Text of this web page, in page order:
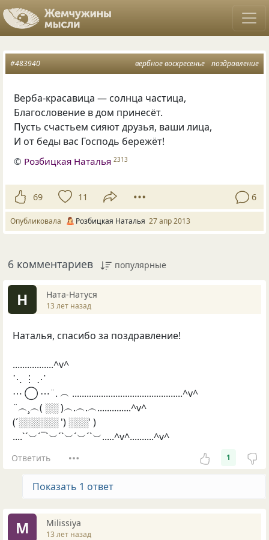
вербное воскресенье поздравление
#483940
Верба-красавица — солнца частица,
Благословение в дом принесёт.
Пусть счастьем сияют друзья, ваши лица,
И от беды вас Господь бережёт!
© Розбицкая Наталья 2313
69 11 6
Опубликовала Розбицкая Наталья 27 апр 2013
6 комментариев популярные
Н Ната-Натуся
13 лет назад
Наталья, спасибо за поздравление!
.................^v^
⋱ ⋮ ⋰
⋯ ◯ ⋯¨. ︵ ..............................................^v^
¨︵¸︵( ░░ )︵.︵.︵..............^v^
(´░░░░░░ ') ░░░' )
....`´︶´¯`︶´`︶´︶´`︶.....^v^..........^v^
Ответить 1
Показать 1 ответ
M Milissiya
13 лет назад